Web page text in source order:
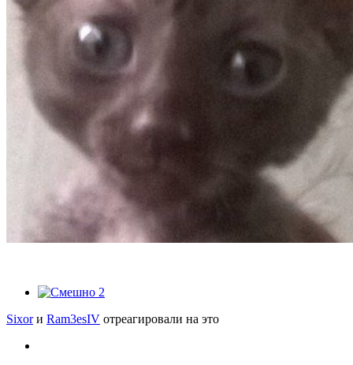
2
Sixorи Ram3esIV отреагировали на это